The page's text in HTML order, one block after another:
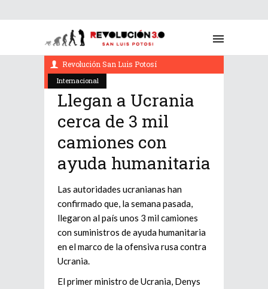
Internacional
marzo 10, 2022
Revolución San Luis Potosí
Llegan a Ucrania
cerca de 3 mil
camiones con
ayuda humanitaria
Las autoridades ucranianas han
confirmado que, la semana pasada,
llegaron al país unos 3 mil camiones
con suministros de ayuda humanitaria
en el marco de la ofensiva rusa contra
Ucrania.
El primer ministro de Ucrania, Denys